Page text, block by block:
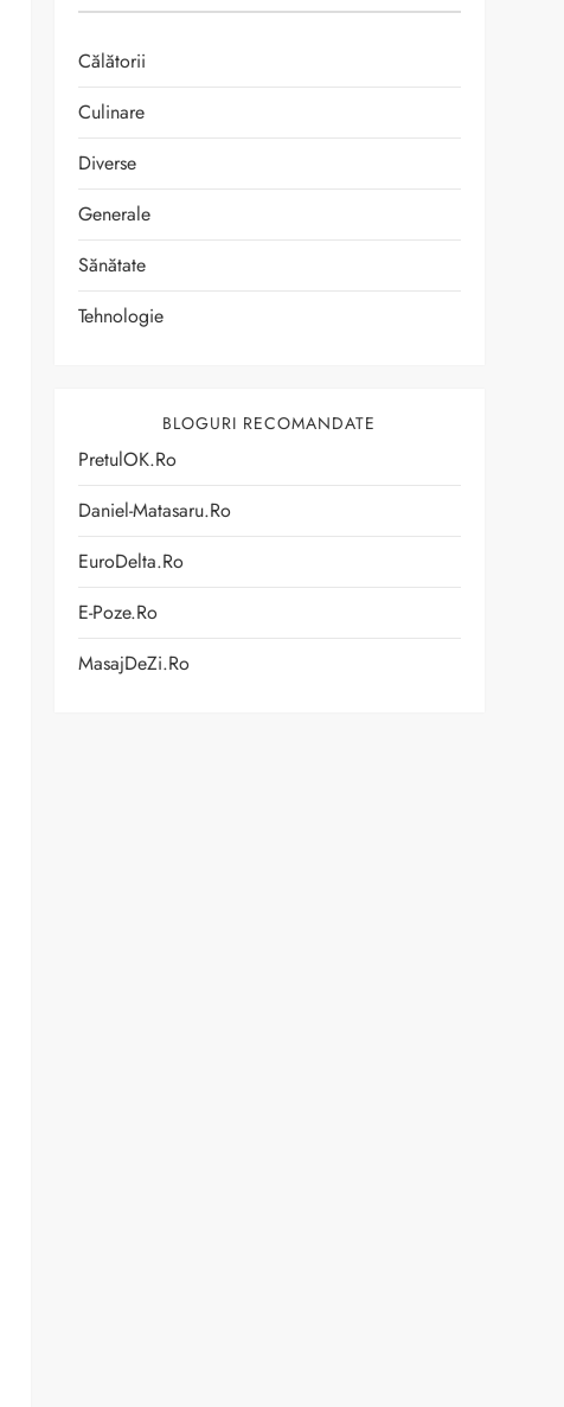
Călătorii
Culinare
Diverse
Generale
Sănătate
Tehnologie
BLOGURI RECOMANDATE
PretulOK.ro
Daniel-Matasaru.ro
EuroDelta.ro
E-Poze.ro
MasajDeZi.ro